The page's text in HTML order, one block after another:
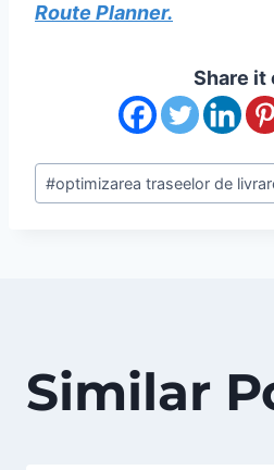
Route Planner.
Share it
Post
Tags:
#optimizarea traseelor de
Similar